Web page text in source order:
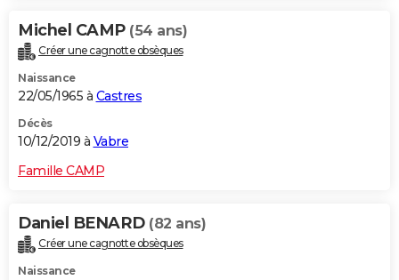
Michel CAMP (54 ans)
Créer une cagnotte obsèques
Naissance
22/05/1965 à Castres
Décès
10/12/2019 à Vabre
Famille CAMP
Daniel BENARD (82 ans)
Créer une cagnotte obsèques
Naissance